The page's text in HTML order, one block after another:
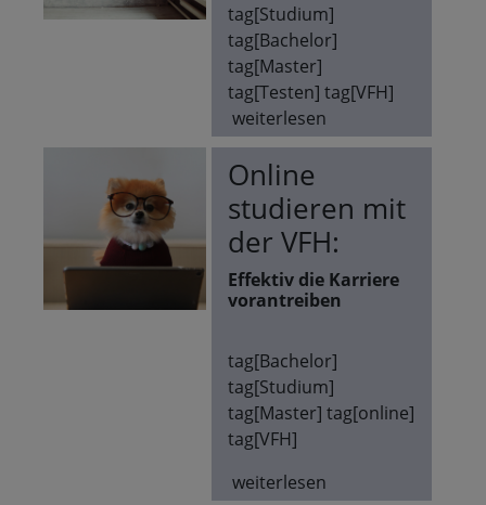
tag[Studium]
tag[Bachelor]
tag[Master]
tag[Testen] tag[VFH]
weiterlesen
Online
studieren mit
der VFH:
Effektiv die Karriere
vorantreiben
tag[Bachelor]
tag[Studium]
tag[Master] tag[online]
tag[VFH]
weiterlesen